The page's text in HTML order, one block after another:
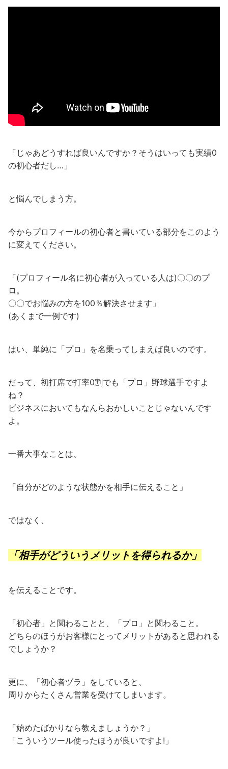
「じゃあどうすれば良いんですか？そうはいっても実績0
の初心者だし…」
と悩んでしまう方。
今からプロフィールの初心者と書いている部分をこのよう
に変えてください。
「(プロフィール名に初心者が入っている人は)〇〇のプ
ロ。
〇〇でお悩みの方を100％解決させます」
(あくまで一例です)
はい、単純に「プロ」を名乗ってしまえば良いのです。
だって、初打席で打率0割でも「プロ」野球選手ですよ
ね？
ビジネスにおいてもなんらおかしいことじゃないんです
よ。
一番大事なことは、
「自分がどのような状態かを相手に伝えること」
ではなく、
「相手がどういうメリットを得られるか」
を伝えることです。
「初心者」と関わることと、「プロ」と関わること。
どちらのほうがお客様にとってメリットがあると思われる
でしょうか？
更に、「初心者ヅラ」をしていると、
周りからたくさん営業を受けてしまいます。
「始めたばかりなら教えましょうか？」
「こういうツール使ったほうが良いですよ!」